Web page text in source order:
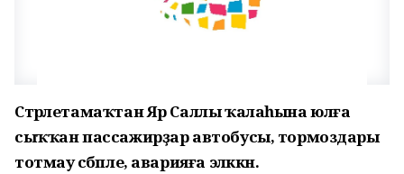
Стәрлетамаҡтан Яр Саллы ҡалаһына юлға
сыҡҡан пассажирҙар автобусы, тормоздары
тотмау сәбәпле, аварияға эләккән.